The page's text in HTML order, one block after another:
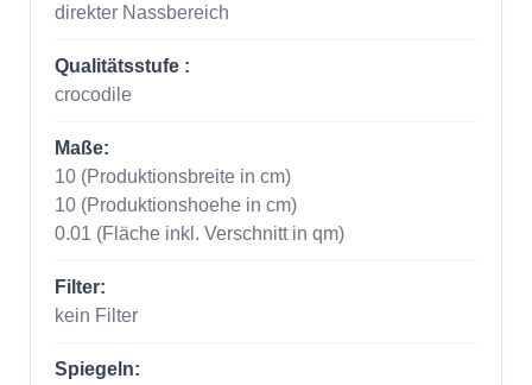
direkter Nassbereich
Qualitätsstufe :
crocodile
Maße:
10 (Produktionsbreite in cm)
10 (Produktionshoehe in cm)
0.01 (Fläche inkl. Verschnitt in qm)
Filter:
kein Filter
Spiegeln: